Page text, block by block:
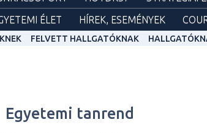
ÉLET HÍREK, ESEMÉNYEK
FELVETT HALLGATÓKNAK
Egyetemi tanrend